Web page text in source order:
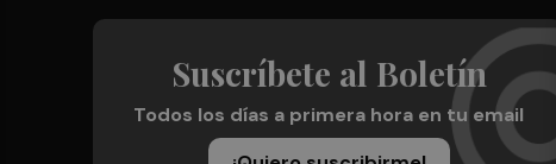
Suscríbete al Boletín
Todos los días a primera hora en tu email